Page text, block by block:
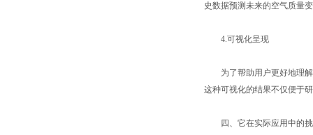
史数据预测未来的空气质量
4.可视化呈现
为了帮助用户更好地理解
这种可视化的结果不仅便于
四、它在实际应用中的挑